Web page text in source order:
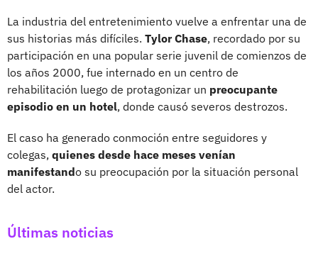
La industria del entretenimiento vuelve a enfrentar una de
sus historias más difíciles. Tylor Chase, recordado por su
participación en una popular serie juvenil de comienzos de
los años 2000, fue internado en un centro de
rehabilitación luego de protagonizar un preocupante
episodio en un hotel, donde causó severos destrozos.
El caso ha generado conmoción entre seguidores y
colegas, quienes desde hace meses venían
manifestando su preocupación por la situación personal
del actor.
Últimas noticias